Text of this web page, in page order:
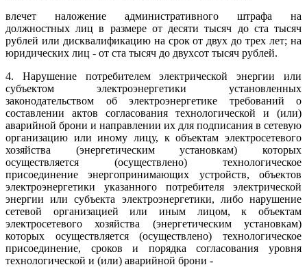
влечет наложение административного штрафа на
должностных лиц в размере от десяти тысяч до ста тысяч
рублей или дисквалификацию на срок от двух до трех лет; на
юридических лиц - от ста тысяч до двухсот тысяч рублей.
4. Нарушение потребителем электрической энергии или
субъектом электроэнергетики установленных
законодательством об электроэнергетике требований о
составлении актов согласования технологической и (или)
аварийной брони и направлении их для подписания в сетевую
организацию или иному лицу, к объектам электросетевого
хозяйства (энергетическим установкам) которых
осуществляется (осуществлено) технологическое
присоединение энергопринимающих устройств, объектов
электроэнергетики указанного потребителя электрической
энергии или субъекта электроэнергетики, либо нарушение
сетевой организацией или иным лицом, к объектам
электросетевого хозяйства (энергетическим установкам)
которых осуществляется (осуществлено) технологическое
присоединение, сроков и порядка согласования уровня
технологической и (или) аварийной брони -